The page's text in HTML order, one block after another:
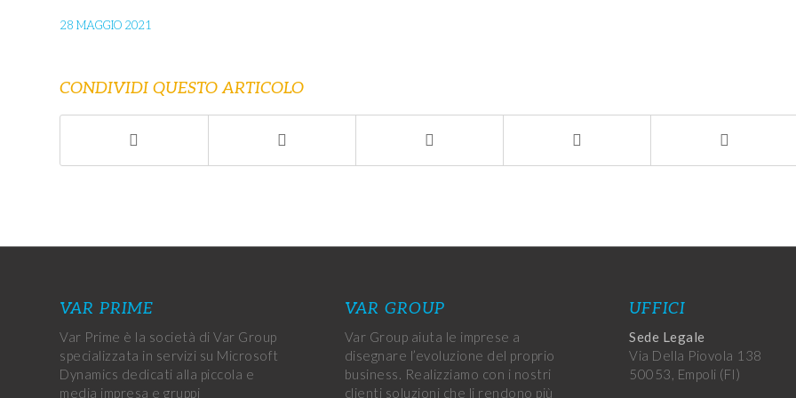
28 MAGGIO 2021
CONDIVIDI QUESTO ARTICOLO
VAR PRIME
Var Prime è la società di Var Group
specializzata in servizi su Microsoft
Dynamics dedicati alla piccola e
media impresa e gruppi
VAR GROUP
Var Group aiuta le imprese a
disegnare l’evoluzione del proprio
business. Realizziamo con i nostri
clienti soluzioni che li rendono più
UFFICI
Sede Legale
Via Della Piovola 138
50053, Empoli (FI)